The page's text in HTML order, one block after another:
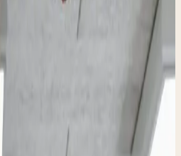
ophalen en wegbrengen.
bezoekers tegelijk een blik